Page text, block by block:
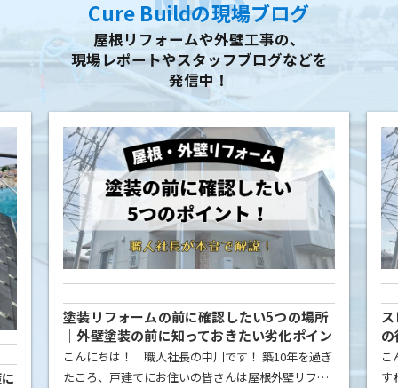
Cure Buildの現場ブログ
屋根リフォームや外壁工事の、
現場レポートやスタッフブログなどを
発信中！
塗装リフォームの前に確認したい5つの場所
｜外壁塗装の前に知っておきたい劣化ポイン
ト
こんにちは！ 職人社長の中川です！ 築10年を過ぎ
たころ、戸建てにお住いの皆さんは屋根外壁リフォ
こ
す